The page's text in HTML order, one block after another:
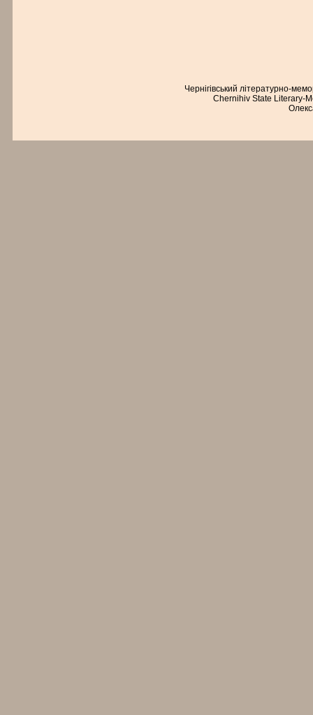
Чернігівський літературно-
Chernihiv State Literary-